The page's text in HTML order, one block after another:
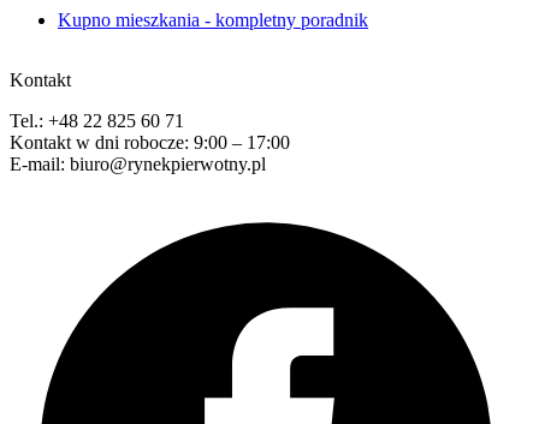
Kupno mieszkania - kompletny poradnik
Kontakt
Tel.: +48 22 825 60 71
Kontakt w dni robocze: 9:00 – 17:00
E-mail: biuro@rynekpierwotny.pl